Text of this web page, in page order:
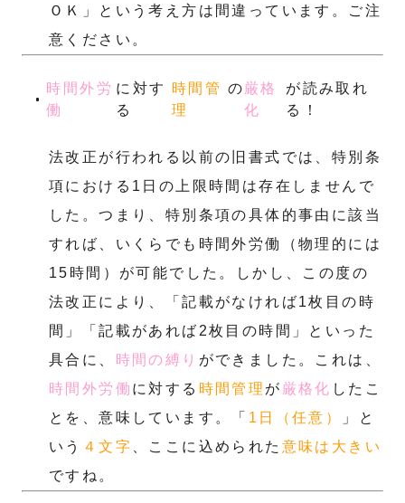
ＯＫ」という考え方は間違っています。ご注
意ください。
時間外労
働
に対す
る
時間管
理
の厳格
化
が読み取れ
る！
法改正が行われる以前の旧書式では、特別条
項における1日の上限時間は存在しませんで
した。つまり、特別条項の具体的事由に該当
すれば、いくらでも時間外労働（物理的には
15時間）が可能でした。しかし、この度の
法改正により、「記載がなければ1枚目の時
間」「記載があれば2枚目の時間」といった
具合に、 時間の縛り ができました。これは、
時間外労働 に対する 時間管理 が 厳格化 したこ
とを、意味しています。「 1日（任意）
」と
いう ４文字 、ここに込められた 意味は大きい
ですね。